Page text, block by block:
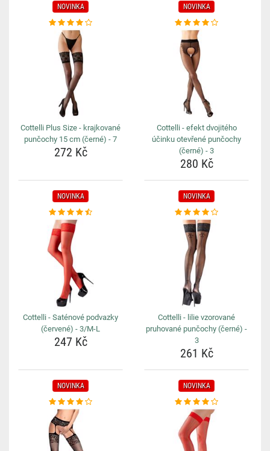
NOVINKA
Cottelli Plus Size - krajkované
punčochy 15 cm (černé) - 7
272 Kč
NOVINKA
Cottelli - efekt dvojitého
účinku otevřené punčochy
(černé) - 3
280 Kč
NOVINKA
Cottelli - Saténové podvazky
(červené) - 3/M-L
247 Kč
NOVINKA
Cottelli - lilie vzorované
pruhované punčochy (černé) -
3
261 Kč
NOVINKA NOVINKA